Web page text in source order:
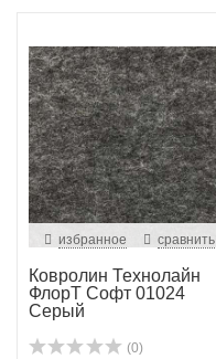
избранное сравнить
Ковролин Технолайн
ФлорТ Софт 01024
Серый
(0)